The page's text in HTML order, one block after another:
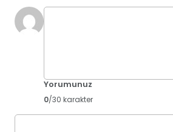
Yorumunuz
0/30 karakter